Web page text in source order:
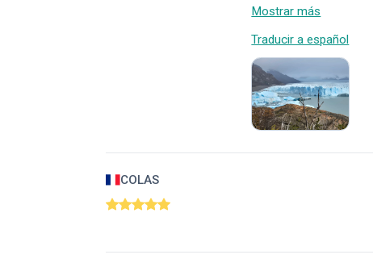
Mostrar más
Traducir a español
COLAS